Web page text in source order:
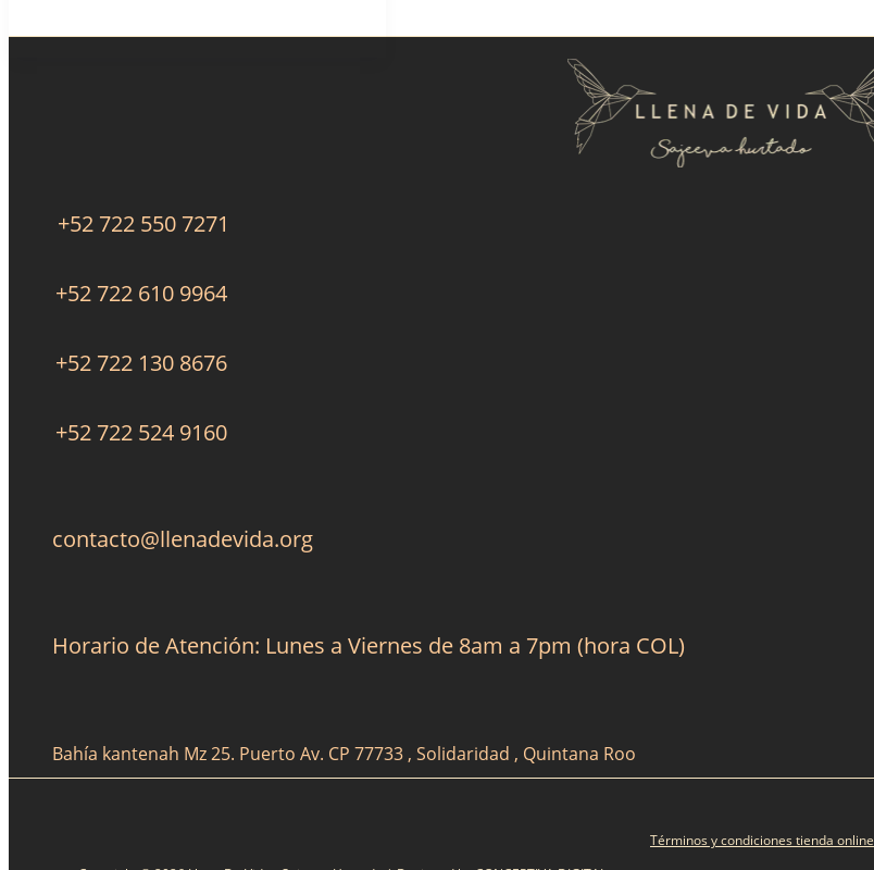
+52 722 550 7271
+52 722 610 9964
+52 722 130 8676
+52 722 524 9160
contacto@llenadevida.org
Horario de Atención: Lunes a Viernes de 8am a 7pm (hora COL)
Bahía kantenah Mz 25. Puerto Av. CP 77733 , Solidaridad , Quintana Roo
Términos y condiciones tienda online